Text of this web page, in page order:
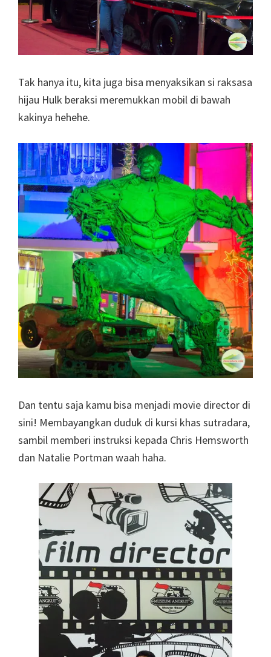
Tak hanya itu, kita juga bisa menyaksikan si raksasa
hijau Hulk beraksi meremukkan mobil di bawah
kakinya hehehe.
Dan tentu saja kamu bisa menjadi movie director di
sini! Membayangkan duduk di kursi khas sutradara,
sambil memberi instruksi kepada Chris Hemsworth
dan Natalie Portman waah haha.